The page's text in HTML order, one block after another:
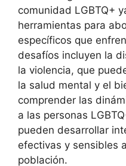
comunidad LGBTQ+
herramientas para
específicos que
desafíos incluyen la
la violencia, que
la salud mental y el
comprender las
a las personas
pueden desarrollar
efectivas y sensibles
población.